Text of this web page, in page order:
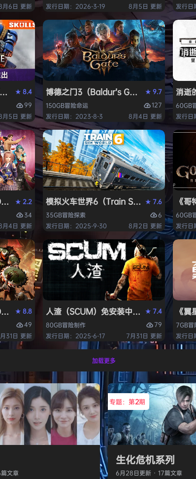
月6日 更新
发行日期：2026-3-19
8月5日 更新
发行
Flag Resynced HYPERVISOR》免安装中文版
40,000: Space Marine 2）免安装中文
★ 8.4
99
月5日 更新
博德之门3（Baldur’s Gate 3）免安装中
★9.7
150GB冒险命运
127
发行日期：2023-8-3
8月4日 更新
消逝
60GB
发行
OR ALIVE 6 Last Round》免安装中文版
★ 2.2
34
月4日 更新
模拟火车世界6（Train Sim World 6）免
★7.6
35GB冒险探索
6
发行日期：2025-9-30
8月2日 更新
《
60GB
发行
The Dark Ages）免安装中文版
★ 8.8
49
31日 更新
人渣（SCUM）免安装中文版★7.4
80GB冒险制作
79
发行日期：2025-6-17
7月31日 更新
《翼
7GB冒
发行日
加载更多
文章
专题：第2期
生化危机系列
6月28日更新 · 17篇文章